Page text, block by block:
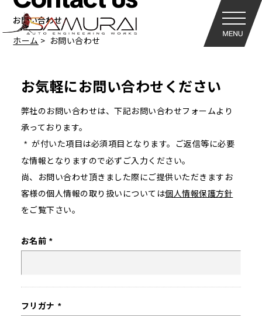
お問い合わせ
ホーム お問い合わせ
お気軽にお問い合わせください
弊社のお問い合わせは、下記お問い合わせフォームより
承っております。
* が付いた項目は必須項目となります。ご返信等に必要
な情報となりますので必ずご入力ください。
尚、お問い合わせ頂きました際にご提供いただきますお
客様の個人情報の取り扱いについては個人情報保護方針
をご覧下さい。
お名前 *
フリガナ *